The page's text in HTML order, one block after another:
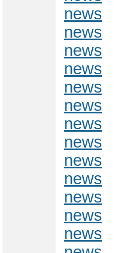
news
news
news
news
news
news
news
news
news
news
news
news
news